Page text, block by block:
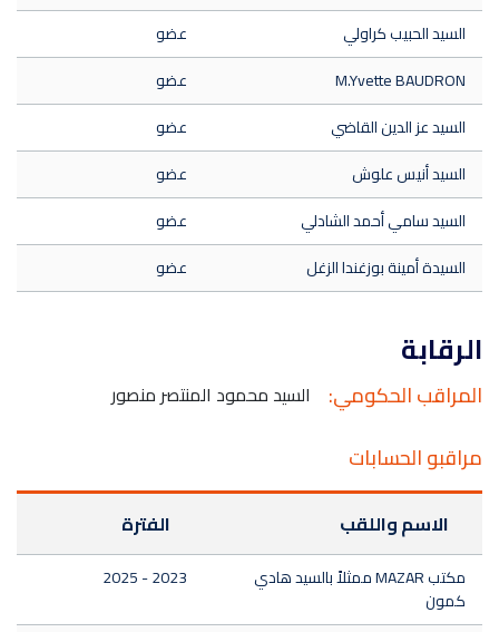
السيد الحبيب كراولي
عضو
M.Yvette BAUDRON
عضو
السيد عز الدين القاضي
عضو
السيد أنيس علوش
عضو
السيد سامي أحمد الشادلي
عضو
السيدة أمينة بوزغندا الزغل
عضو
الرقابة
المراقب الحكومي: السيد محمود المنتصر منصور
مراقبو الحسابات
الاسم واللقب الفترة
مكتب MAZAR ممثلاً بالسيد هادي
كمون
2023 - 2025